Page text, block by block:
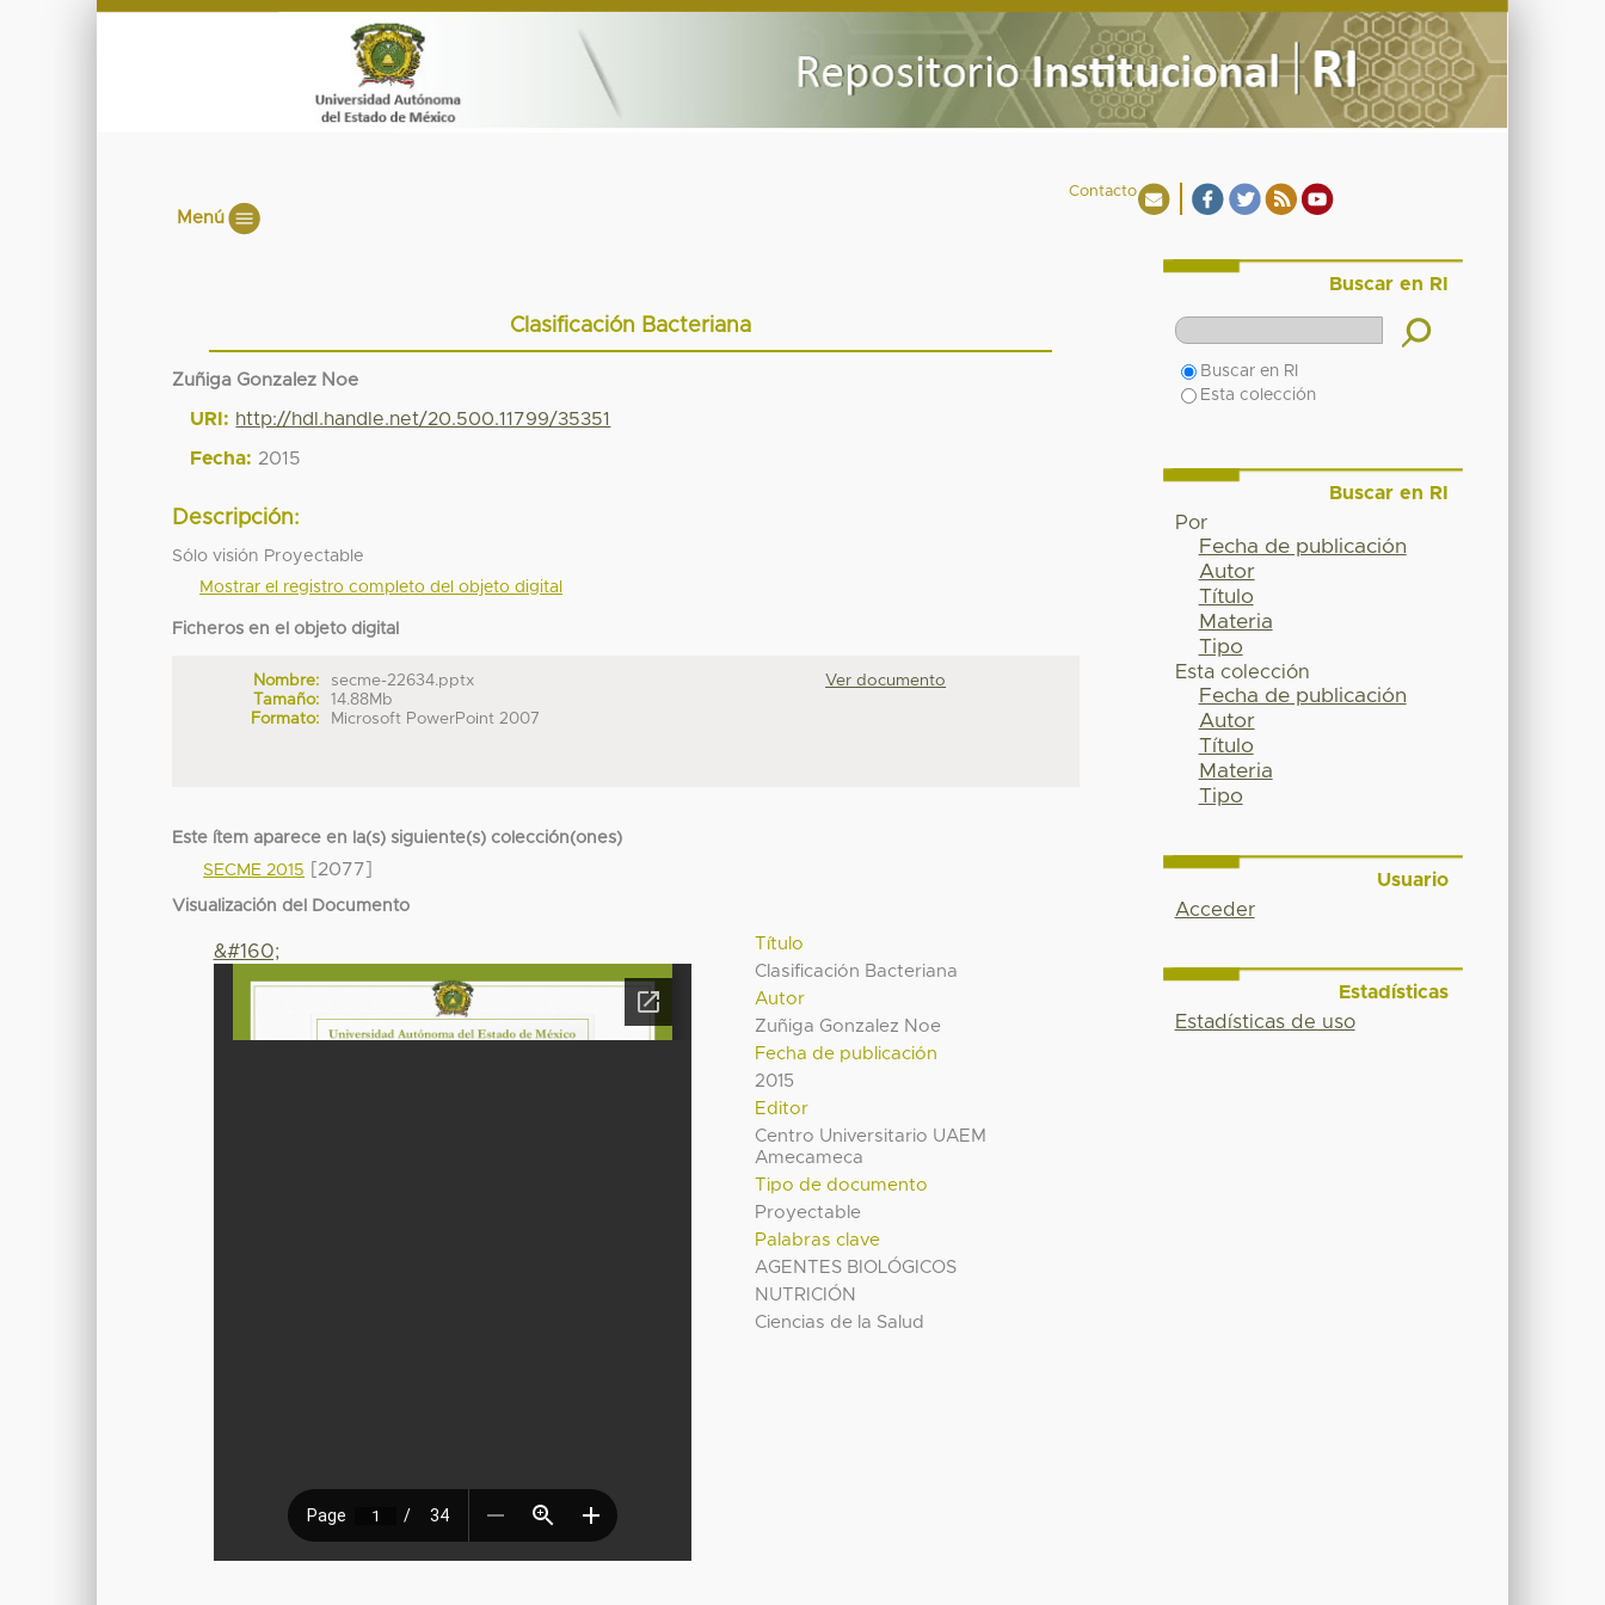
Contacto
Menú
Clasificación Bacteriana
Zuñiga Gonzalez Noe
URI: http://hdl.handle.net/20.500.11799/35351
Fecha: 2015
Descripción:
Sólo visión Proyectable
Mostrar el registro completo del objeto digital
Ficheros en el objeto digital
Nombre:
secme-22634.pptx
Tamaño:
14.88Mb
Formato:
Microsoft PowerPoint 2007
Ver documento
Este ítem aparece en la(s) siguiente(s) colección(ones)
SECME 2015
[2077]
Visualización del Documento
Título
Clasificación Bacteriana
Autor
Zuñiga Gonzalez Noe
Fecha de publicación
2015
Editor
Centro Universitario UAEM
Amecameca
Tipo de documento
Proyectable
Palabras clave
AGENTES BIOLÓGICOS
NUTRICIÓN
Ciencias de la Salud
&#160;
Buscar en RI
Buscar en RI
Esta colección
Buscar en RI
Por
Fecha de publicación
Autor
Título
Materia
Tipo
Esta colección
Fecha de publicación
Autor
Título
Materia
Tipo
Usuario
Acceder
Estadísticas
Estadísticas de uso